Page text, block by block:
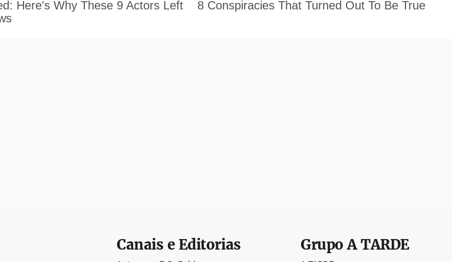
Canais e Editorias GrupoA TARDE